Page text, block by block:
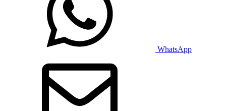
WhatsApp